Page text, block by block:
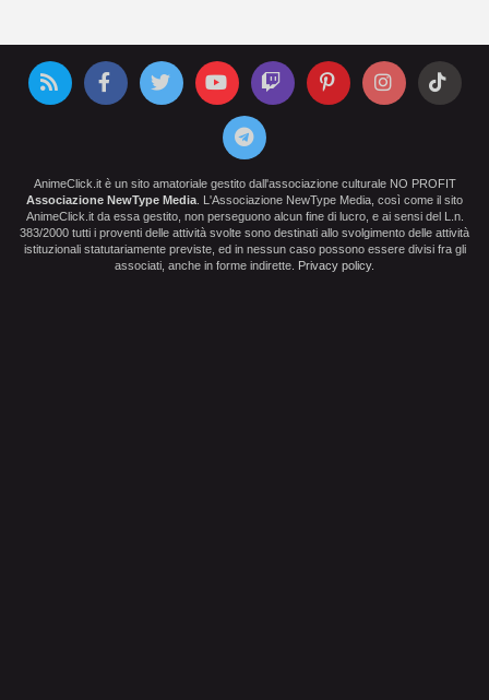
AnimeClick.it è un sito amatoriale gestito dall'associazione culturale NO PROFIT
Associazione NewType Media . L'Associazione NewType Media, così come il sito
AnimeClick.it da essa gestito, non perseguono alcun fine di lucro, e ai sensi del L.n.
383/2000 tutti i proventi delle attività svolte sono destinati allo svolgimento delle attività
istituzionali statutariamente previste, ed in nessun caso possono essere divisi fra gli
associati, anche in forme indirette. Privacy policy.